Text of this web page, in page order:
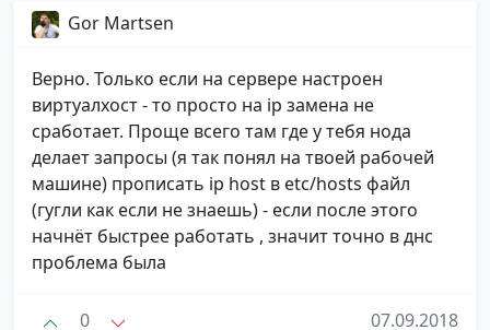
Gor Martsen
Верно. Только если на сервере настроен
виртуалхост - то просто на ip замена не
сработает. Проще всего там где у тебя нода
делает запросы (я так понял на твоей рабочей
машине) прописать ip host в etc/hosts файл
(гугли как если не знаешь) - если после этого
начнёт быстрее работать , значит точно в днс
проблема была
0 07.09.2018